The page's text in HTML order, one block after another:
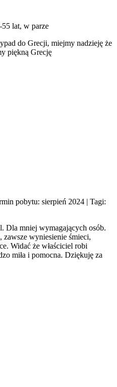
55 lat, w parze
do Grecji, miejmy nadzieję że
piękną Grecję
pobytu: sierpień 2024 | Tagi:
Dla mniej wymagających osób.
zawsze wyniesienie śmieci,
Widać że właściciel robi
miła i pomocna. Dziękuję za